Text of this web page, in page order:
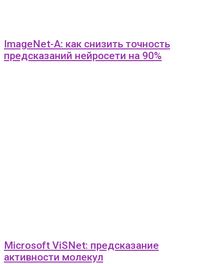
ImageNet-A: как снизить точность
предсказаний нейросети на 90%
Microsoft ViSNet: предсказание
активности молекул